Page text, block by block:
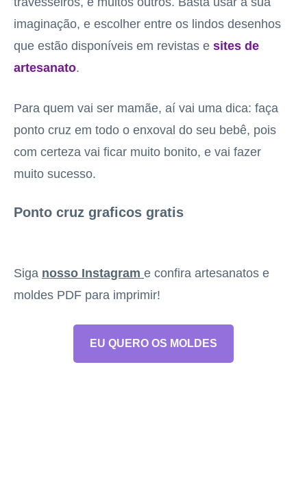
imaginação, e escolher entre os lindos desenhos
que estão disponíveis em revistas e sites de
artesanato.
Para quem vai ser mamãe, aí vai uma dica: faça
ponto cruz em todo o enxoval do seu bebê, pois
com certeza vai ficar muito bonito, e vai fazer
muito sucesso.
Ponto cruz graficos gratis
Siga nosso Instagram e confira artesanatos e
moldes PDF para imprimir!
EU QUERO OS MOLDES